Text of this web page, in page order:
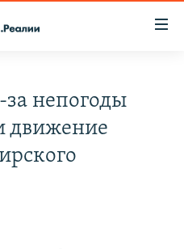
за непогоды
движение